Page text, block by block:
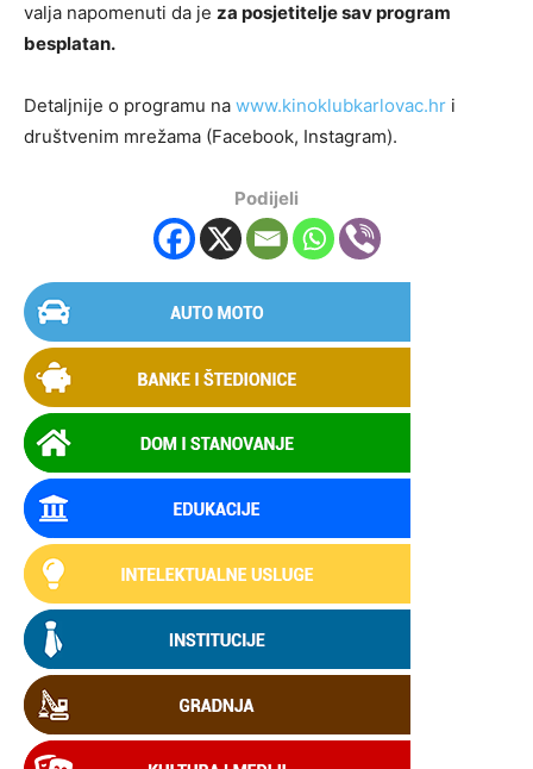
valja napomenuti da je za posjetitelje sav program
besplatan.
Detaljnije o programu na www.kinoklubkarlovac.hr i
društvenim mrežama (Facebook, Instagram).
Podijeli